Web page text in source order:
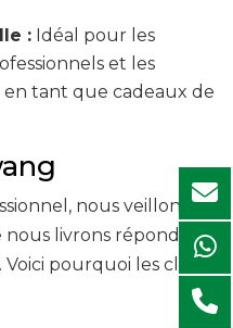
: Idéal pour les
et les
tant que cadeaux de
nous veillons à
livrons réponde
pourquoi les clients